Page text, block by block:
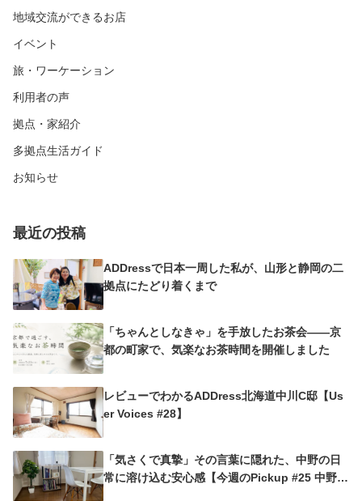
地域交流ができるお店
イベント
旅・ワーケーション
利用者の声
拠点・家紹介
多拠点生活ガイド
お知らせ
最近の投稿
ADDressで日本一周した私が、山形と静岡の二
拠点にたどり着くまで
「ちゃんとしなきゃ」を手放したお茶会——京
都の町家で、気楽なお茶時間を開催しました
レビューでわかるADDress北海道中川C邸【Us
er Voices #28】
「気さくで真摯」その言葉に隠れた、中野の日
常に溶け込む安心感【今週のPickup #25 中野沼